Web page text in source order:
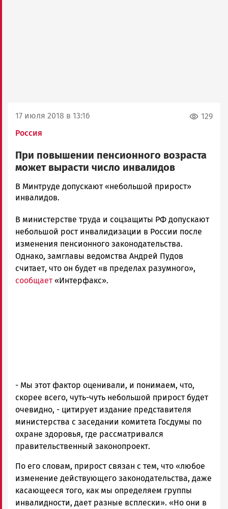
17 июля 2018 в 13:16
Россия
129
При повышении пенсионного возраста
может вырасти число инвалидов
Ольга
Гаврилова
Петрозаводска
и
Карелии
|
Петрозаводск
ГОВОРИТ
В Минтруде допускают «небольшой прирост»
инвалидов.
В министерстве труда и соцзащиты РФ допускают
небольшой рост инвалидизации в России после
изменения пенсионного законодательства.
Однако, замглавы ведомства Андрей Пудов
считает, что он будет «в пределах разумного»,
сообщает«Интерфакс».
- Мы этот фактор оценивали, и понимаем, что,
скорее всего, чуть-чуть небольшой прирост будет
очевидно, - цитирует издание представителя
министерства с заседании комитета Госдумы по
охране здоровья, где рассматривался
правительственный законопроект.
По его словам, прирост связан с тем, что «любое
изменение действующего законодательства, даже
касающееся того, как мы определяем группы
инвалидности, дает разные всплески». «Но они в